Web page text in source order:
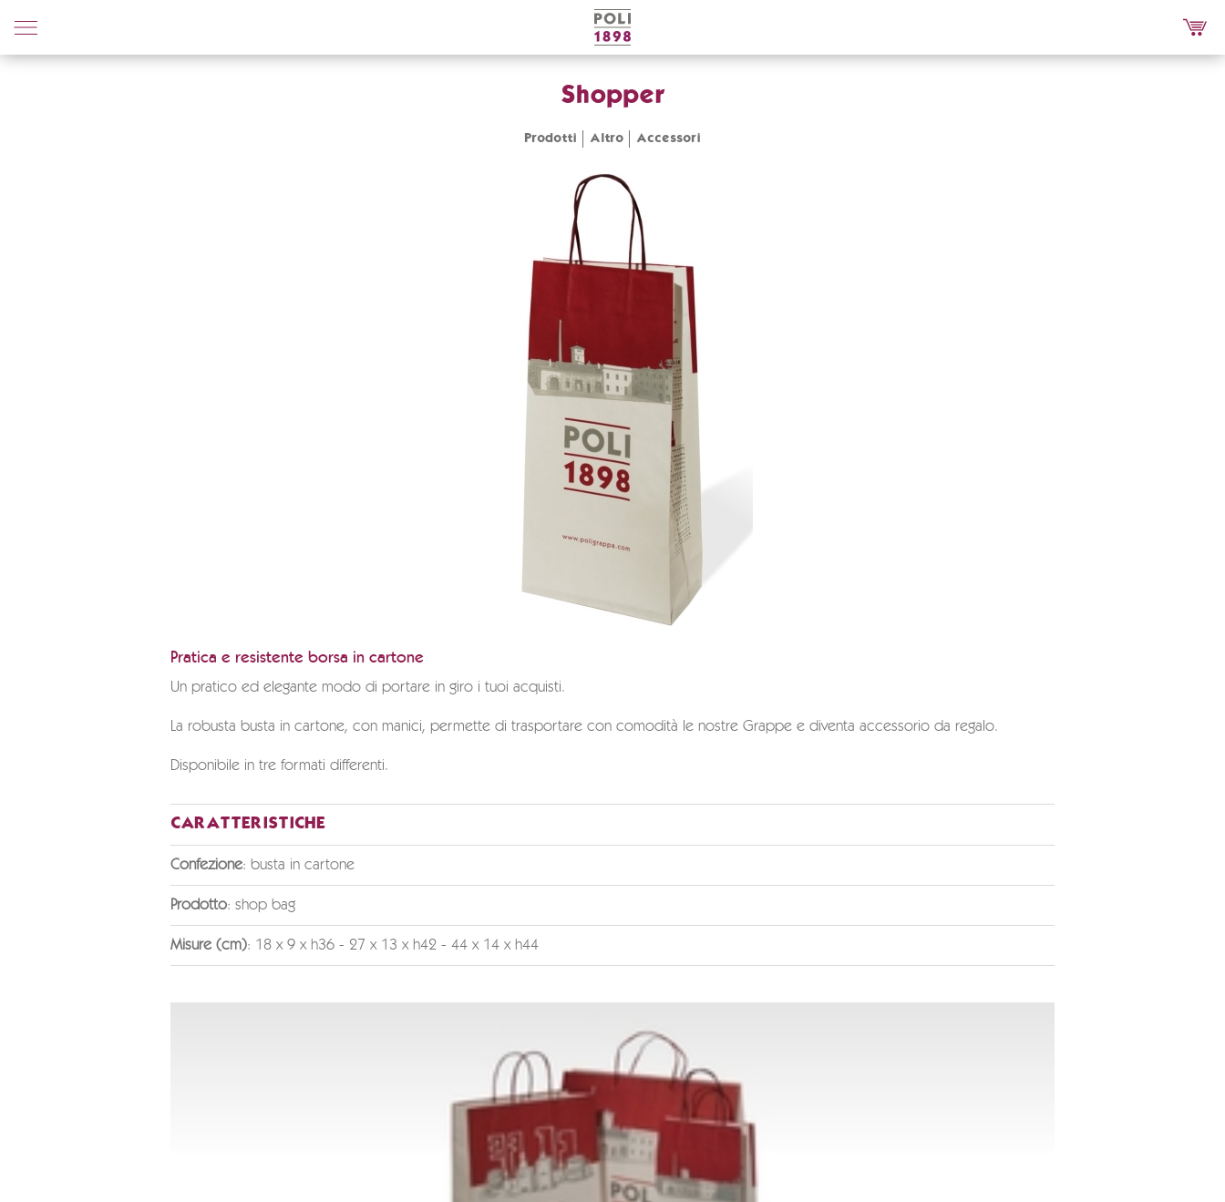
Poli
Distillerie
Shopper
Prodotti Altro Accessori
Pratica e resistente borsa in cartone
Un pratico ed elegante modo di portare in giro i tuoi acquisti.
La robusta busta in cartone, con manici, permette di trasportare con comodità le nostre Grappe e diventa accessorio da regalo.
Disponibile in tre formati differenti.
CARATTERISTICHE
Confezione: busta in cartone
Prodotto: shop bag
Misure (cm): 18 x 9 x h36 - 27 x 13 x h42 - 44 x 14 x h44